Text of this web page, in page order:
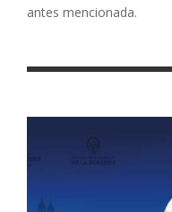
antes mencionada.